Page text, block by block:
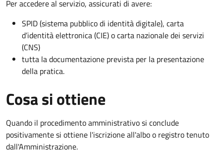
Per accedere al servizio, assicurati di avere:
SPID (sistema pubblico di identità digitale), carta
d’identità elettronica (CIE) o carta nazionale dei servizi
(CNS)
tutta la documentazione prevista per la presentazione
della pratica.
Cosa si ottiene
Quando il procedimento amministrativo si conclude
positivamente si ottiene l'iscrizione all'albo o registro tenuto
dall'Amministrazione.